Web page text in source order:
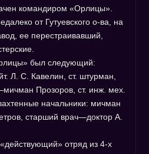
командиром «Орлицы».
от Гутуевского о-ва, на
ее перестраивавший,
был следующий:
Л. С. Кавелин, ст. штурман,
Прозоров, ст. инж. мех.
начальники: мичман
старший врач—доктор А.
отряд из 4-х